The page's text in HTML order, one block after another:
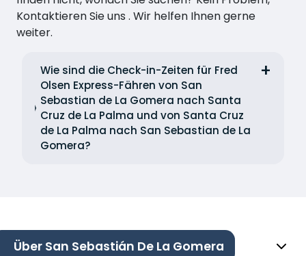
Kontaktieren Sie uns . Wir helfen Ihnen gerne
weiter.
Wie sind die Check-in-Zeiten für Fred
Olsen Express-Fähren von San
Sebastian de La Gomera nach Santa
Cruz de La Palma und von Santa Cruz
de La Palma nach San Sebastian de La
Gomera?
Über San Sebastián De La Gomera